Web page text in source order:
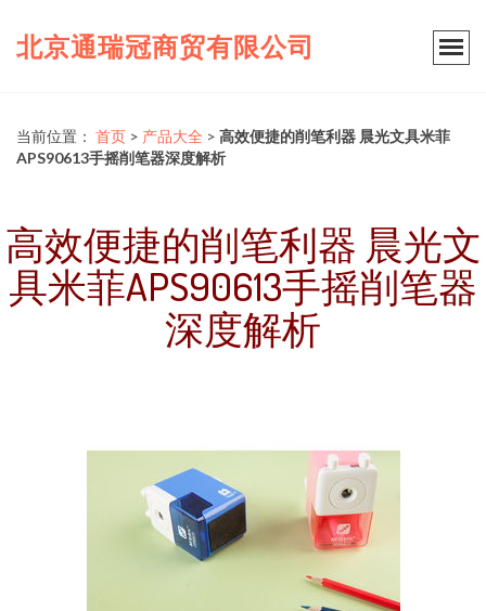
北京通瑞冠商贸有限公司
当前位置： 首页 > 产品大全 > 高效便捷的削笔利器 晨光文具米菲
APS90613手摇削笔器深度解析
高效便捷的削笔利器 晨光文
具米菲APS90613手摇削笔器
深度解析